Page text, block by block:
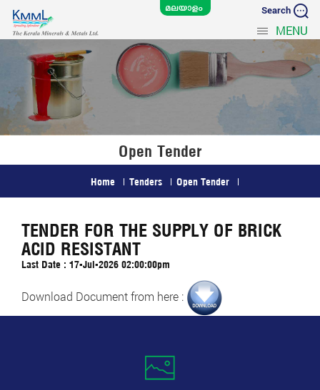
Search
MENU
Open Tender
Home Tenders Open Tender
TENDER FOR THE SUPPLY OF BRICK
ACID RESISTANT
Last Date : 17-Jul-2026 02:00:00pm
Download Document from here :